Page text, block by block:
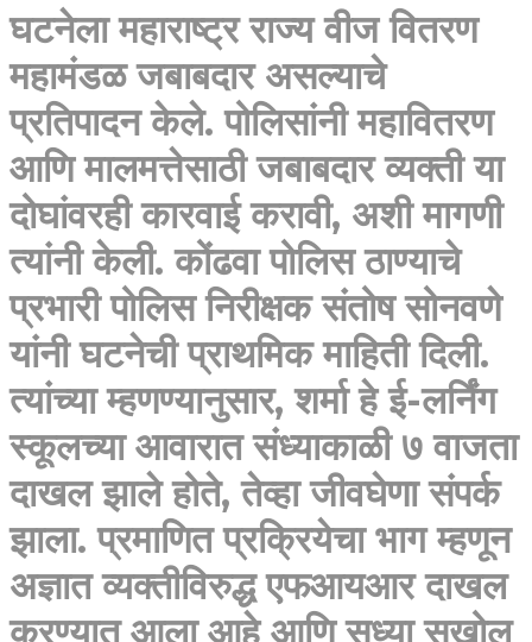
घटनेला महाराष्ट्र राज्य वीज वितरण
महामंडळ जबाबदार असल्याचे
प्रतिपादन केले. पोलिसांनी महावितरण
आणि मालमत्तेसाठी जबाबदार व्यक्ती या
दोघांवरही कारवाई करावी, अशी मागणी
त्यांनी केली. कोंढवा पोलिस ठाण्याचे
प्रभारी पोलिस निरीक्षक संतोष सोनवणे
यांनी घटनेची प्राथमिक माहिती दिली.
त्यांच्या म्हणण्यानुसार, शर्मा हे ई-लर्निंग
स्कूलच्या आवारात संध्याकाळी ७ वाजता
दाखल झाले होते, तेव्हा जीवघेणा संपर्क
झाला. प्रमाणित प्रक्रियेचा भाग म्हणून
अज्ञात व्यक्तीविरुद्ध एफआयआर दाखल
करण्यात आला आहे आणि सध्या सखोल